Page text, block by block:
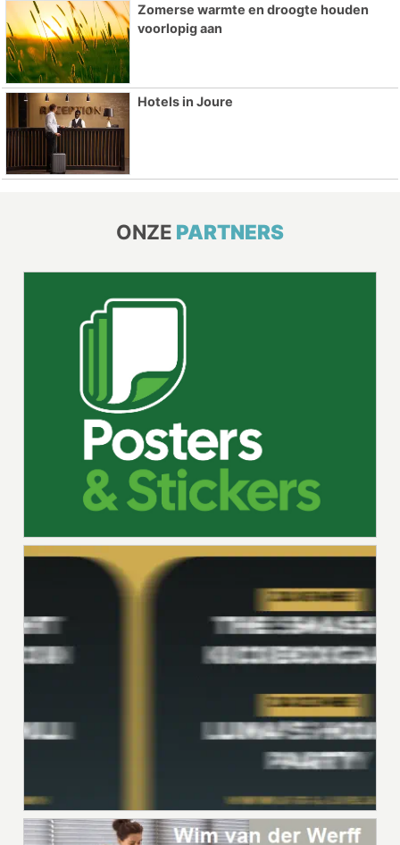
Zomerse warmte en droogte houden
voorlopig aan
Hotels in Joure
ONZE PARTNERS